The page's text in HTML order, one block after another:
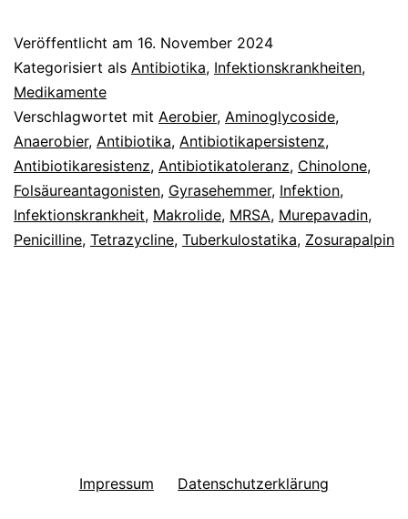
Veröffentlicht am 16. November 2024
Kategorisiert als Antibiotika, Infektionskrankheiten,
Medikamente
Verschlagwortet mit Aerobier, Aminoglycoside,
Anaerobier, Antibiotika, Antibiotikapersistenz,
Antibiotikaresistenz, Antibiotikatoleranz, Chinolone,
Folsäureantagonisten, Gyrasehemmer, Infektion,
Infektionskrankheit, Makrolide, MRSA, Murepavadin,
Penicilline, Tetrazycline, Tuberkulostatika, Zosurapalpin
Impressum Datenschutzerklärung